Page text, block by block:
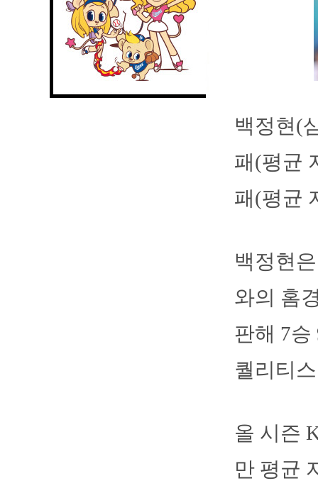
백정현(
패(평균
패(평균
백정현
와의 홈
판해 7승
퀄리티
올 시즌
만 평균